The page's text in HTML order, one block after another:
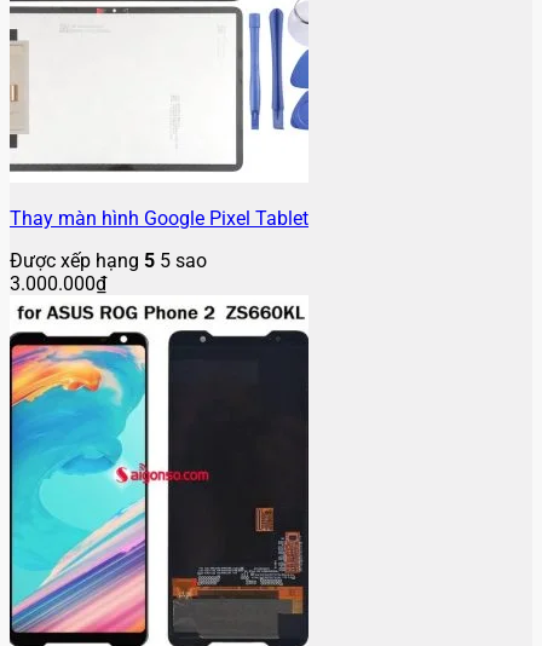
Thay màn hình Google Pixel Tablet
Được xếp hạng 5 5 sao
3.000.000₫